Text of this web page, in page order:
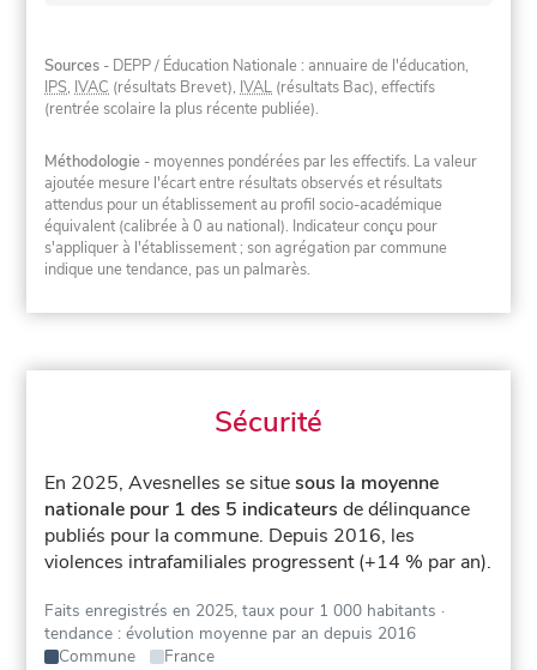
Sources - DEPP / Éducation Nationale : annuaire de l'éducation,
IPS, IVAC (résultats Brevet), IVAL (résultats Bac), effectifs
(rentrée scolaire la plus récente publiée).
Méthodologie - moyennes pondérées par les effectifs. La valeur
ajoutée mesure l'écart entre résultats observés et résultats
attendus pour un établissement au profil socio-académique
équivalent (calibrée à 0 au national). Indicateur conçu pour
s'appliquer à l'établissement ; son agrégation par commune
indique une tendance, pas un palmarès.
Sécurité
En 2025, Avesnelles se situesous la moyenne
nationale pour 1 des 5 indicateurs de délinquance
publiés pour la commune. Depuis 2016, les
violences intrafamiliales progressent (+14 % par an).
Faits enregistrés en 2025, taux pour 1 000 habitants ·
tendance : évolution moyenne par an depuis 2016
Commune
France